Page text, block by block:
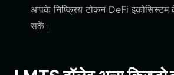
आपके निष्क्रिय टोकन DeFi इकोसिस्टम
सकें।